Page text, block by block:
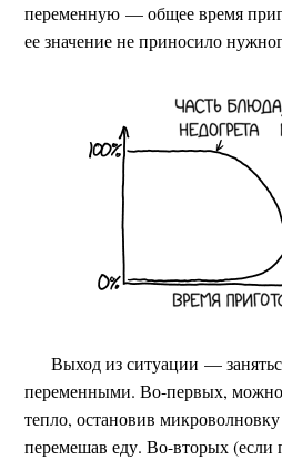
переменную — общее время
ее значение не приносило
Выход из ситуации —
переменными. Во-первых, можно
тепло, остановив
перемешав еду. Во-вторых (если